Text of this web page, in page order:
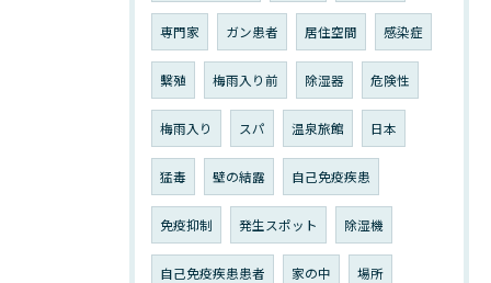
専門家 ガン患者 居住空間 感染症
繫殖 梅雨入り前 除湿器 危険性
梅雨入り スパ 温泉旅館 日本
猛毒 壁の結露 自己免疫疾患
免疫抑制 発生スポット 除湿機
自己免疫疾患患者 家の中 場所